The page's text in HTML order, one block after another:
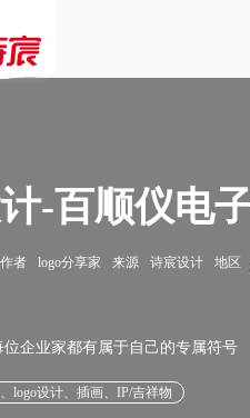
-百顺仪电
作者 logo分享家 来源 诗宸设计 地区
企业家都有属于自己的专属符号
logo设计、插画、IP/吉祥物